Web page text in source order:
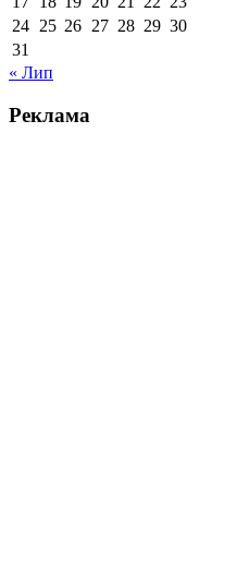
24 25 26 27 28 29 30
31
« Лип
Реклама